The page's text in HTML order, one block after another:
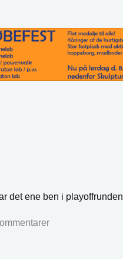
det ene ben i playoffrunden